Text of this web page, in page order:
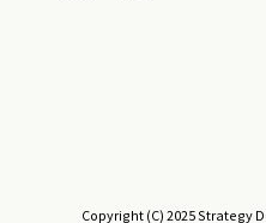
Copyright (C) 2025 Strategy